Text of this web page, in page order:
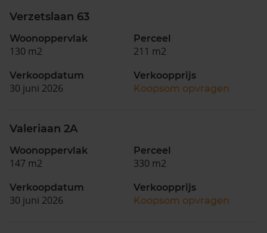
Verzetslaan 63
Woonoppervlak
130 m2
Perceel
211 m2
Verkoopdatum
30 juni 2026
Verkoopprijs
Koopsom opvragen
Valeriaan 2A
Woonoppervlak
147 m2
Perceel
330 m2
Verkoopdatum
30 juni 2026
Verkoopprijs
Koopsom opvragen